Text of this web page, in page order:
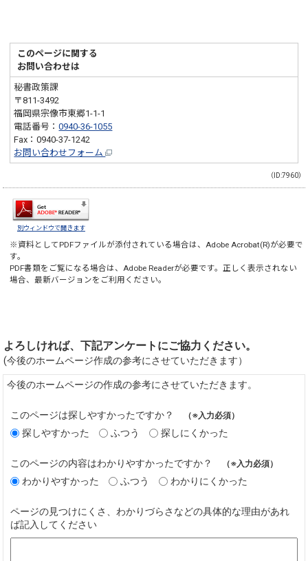
このページに関する
お問い合わせは
秘書政策課
〒811-3492
福岡県宗像市東郷1-1-1
電話番号：0940-36-1055
Fax：0940-37-1242
お問い合わせフォーム
（ID:7960）
別ウィンドウで開きます
※資料としてPDFファイルが添付されている場合は、 Adobe Acrobat(R)が必要で
す。
PDF書類をご覧になる場合は、 Adobe Readerが必要です。正しく表示されない
場合、最新バージョンをご利用ください。